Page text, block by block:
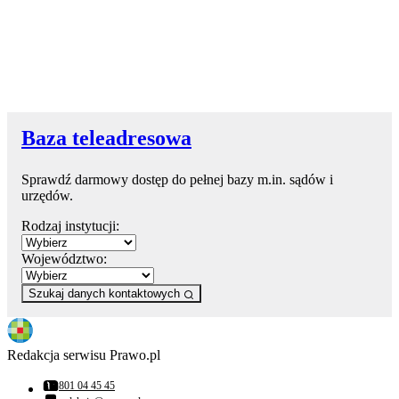
Baza teleadresowa
Sprawdź darmowy dostęp do pełnej bazy m.in. sądów i
urzędów.
Rodzaj instytucji:
Województwo:
Szukaj danych kontaktowych
Redakcja serwisu Prawo.pl
Numer telefonu:
801 04 45 45